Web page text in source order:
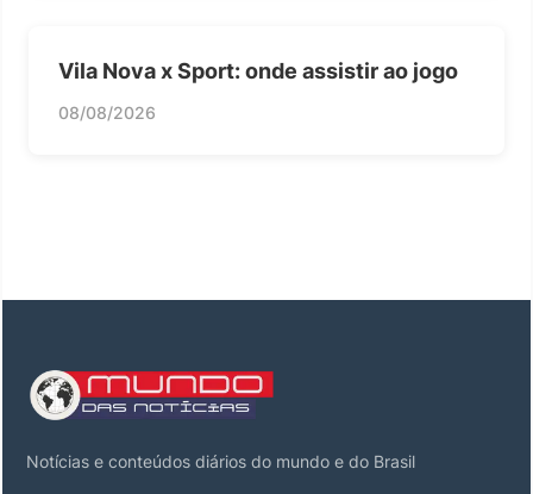
Vila Nova x Sport: onde assistir ao jogo
08/08/2026
Notícias e conteúdos diários do mundo e do Brasil